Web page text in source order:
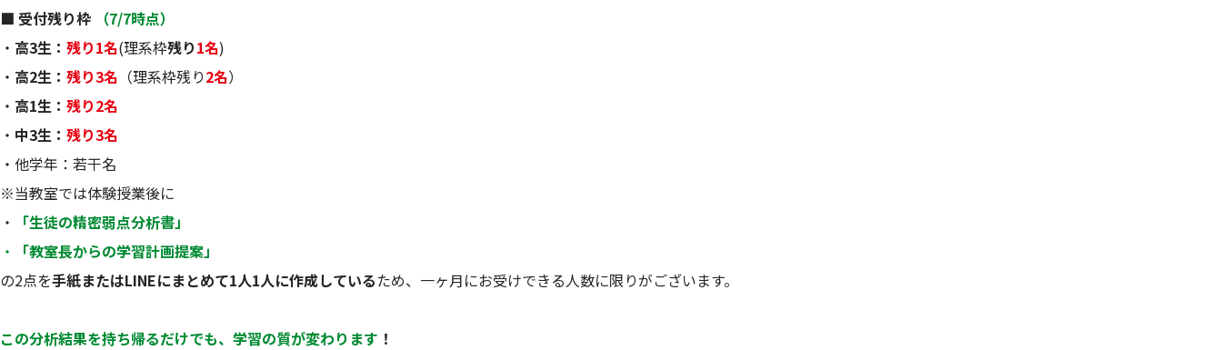
■ 受付残り枠
（7/7時点）
・ 高3生： 残り1名(理系枠残り1名)
・ 高2生： 残り3名 （理系枠残り2名）
・ 高1生： 残り2名
・ 中3生： 残り3名
・他学年：若干名
※当教室では体験授業後に
・
「生徒の精密弱点分析書」
・
「教室長からの学習計画提案」
の2点を手紙またはLINEにまとめて1人1人に作成しているため、一ヶ月にお受けできる人数に限りがございます。
この分析結果を持ち帰るだけでも、学習の質が変わります ！